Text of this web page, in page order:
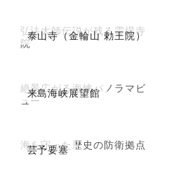
泰山寺（金輪山 勅王院）
弘法大師伝説が残る霊場寺
院
来島海峡展望館
絶景広がる海峡パノラマビ
ュー
芸予要塞
海を守った歴史の防衛拠点